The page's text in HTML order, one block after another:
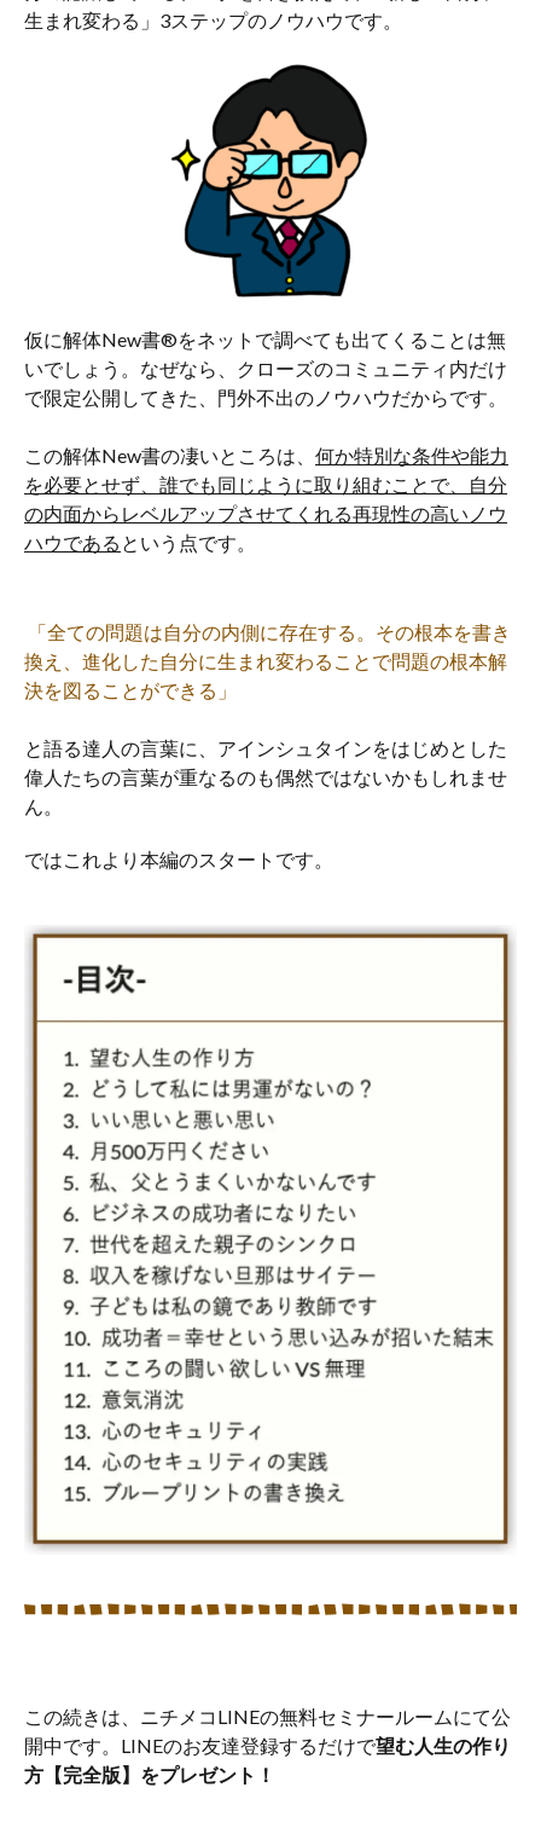
生まれ変わる」3ステップのノウハウです。
仮に解体New書®︎をネットで調べても出てくることは無
いでしょう。なぜなら、クローズのコミュニティ内だけ
で限定公開してきた、門外不出のノウハウだからです。
この解体New書の凄いところは、 何か特別な条件や能力
を必要とせず、誰でも同じように取り組むことで、自分
の内面からレベルアップさせてくれる再現性の高いノウ
ハウである という点です。
「全ての問題は自分の内側に存在する。その根本を書き
換え、進化した自分に生まれ変わることで問題の根本解
決を図ることができる」
と語る達人の言葉に、アインシュタインをはじめとした
偉人たちの言葉が重なるのも偶然ではないかもしれませ
ん。
ではこれより本編のスタートです。
この続きは、ニチメコLINEの無料セミナールームにて公
開中です。LINEのお友達登録するだけで望む人生の作り
方【完全版】をプレゼント！